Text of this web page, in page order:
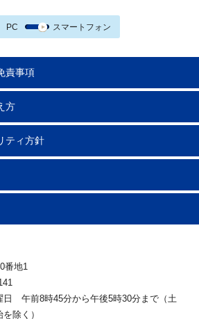
PC スマートフォン
責事項
方
ティ方針
番地1
日 午前8時45分から午後5時30分まで（土
除く）